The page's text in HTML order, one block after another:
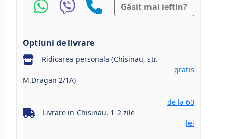
Găsit mai ieftin?
Optiuni de livrare
Ridicarea personala (Chisinau, str.
M.Dragan 2/1A)
gratis
Livrare in Chisinau, 1-2 zile
de la 60
lei